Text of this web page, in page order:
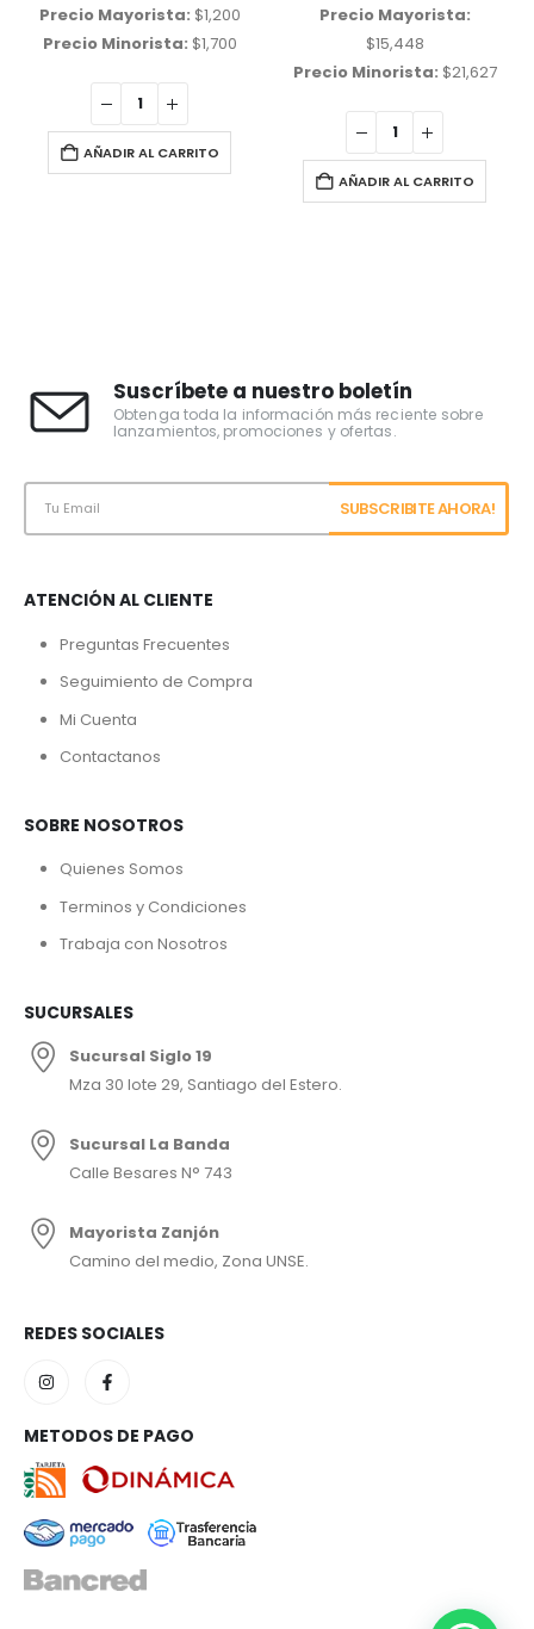
Precio Mayorista: $1,200
Precio Minorista: $1,700
AÑADIR AL CARRITO
Precio Mayorista:
$15,448
Precio Minorista: $21,627
AÑADIR AL CARRITO
Suscríbete a nuestro boletín
Obtenga toda la información más reciente sobre
lanzamientos, promociones y ofertas.
ATENCIÓN AL CLIENTE
Preguntas Frecuentes
Seguimiento de Compra
Mi Cuenta
Contactanos
SOBRE NOSOTROS
Quienes Somos
Terminos y Condiciones
Trabaja con Nosotros
SUCURSALES
Sucursal Siglo 19
Mza 30 lote 29, Santiago del Estero.
Sucursal La Banda
Calle Besares N° 743
Mayorista Zanjón
Camino del medio, Zona UNSE.
REDES SOCIALES
METODOS DE PAGO